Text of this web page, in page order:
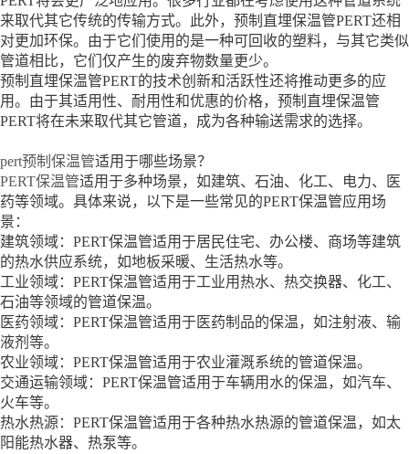
来取代其它传统的传输方式。此外，预制直埋保温管PERT还相
对更加环保。由于它们使用的是一种可回收的塑料，与其它类似
管道相比，它们仅产生的废弃物数量更少。
预制直埋保温管PERT的技术创新和活跃性还将推动更多的应
用。由于其适用性、耐用性和优惠的价格，预制直埋保温管
PERT将在未来取代其它管道，成为各种输送需求的选择。
pert预制保温管适用于哪些场景？
PERT保温管适用于多种场景，如建筑、石油、化工、电力、医
药等领域。具体来说，以下是一些常见的PERT保温管应用场
景：
建筑领域：PERT保温管适用于居民住宅、办公楼、商场等建筑
的热水供应系统，如地板采暖、生活热水等。
工业领域：PERT保温管适用于工业用热水、热交换器、化工、
石油等领域的管道保温。
医药领域：PERT保温管适用于医药制品的保温，如注射液、输
液剂等。
农业领域：PERT保温管适用于农业灌溉系统的管道保温。
交通运输领域：PERT保温管适用于车辆用水的保温，如汽车、
火车等。
热水热源：PERT保温管适用于各种热水热源的管道保温，如太
阳能热水器、热泵等。